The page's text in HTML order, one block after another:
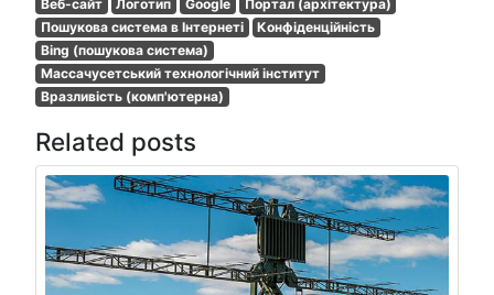
Веб-сайт Логотип Google
Портал (архітектура)
Пошукова система в Інтернеті
Конфіденційність
Bing (пошукова система)
Массачусетський технологічний інститут
Вразливість (комп'ютерна)
Related posts